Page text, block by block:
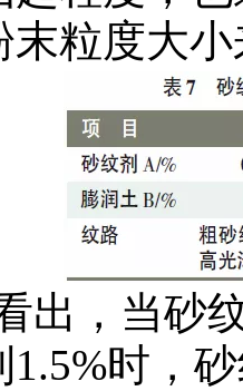
末粒度大
出，当砂
时，